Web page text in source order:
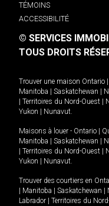
TÉMOINS
ACCESSIBILITÉ
© SERVICES
TOUS DROITS
Trouver une maison Ontario
Manitoba
Saskatchewan
Territoires du Nord-Ouest
Yukon
Nunavut.
Maisons à louer - Ontario
Manitoba
Saskatchewan
Territoires du Nord-Ouest
Yukon
Nunavut.
Trouver des courtiers en
Manitoba Saskatchewan
Labrador
Territoires du